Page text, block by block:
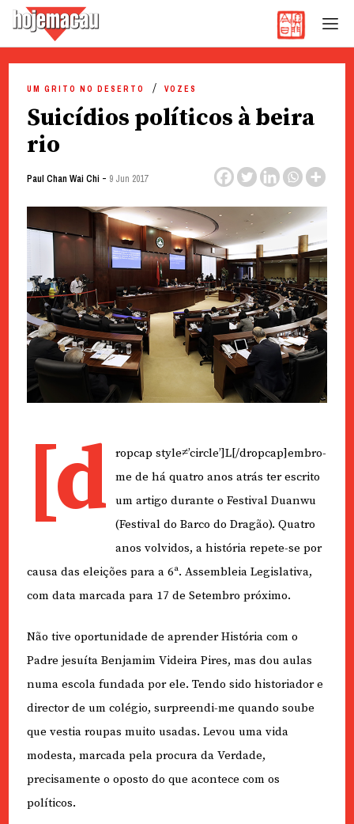
content
UM GRITO NO DESERTO VOZES
Suicídios políticos à beira
rio
Paul Chan Wai Chi - 9 Jun 2017
[d
ropcap style≠’circle’]L[/dropcap]embro-
me de há quatro anos atrás ter escrito
um artigo durante o Festival Duanwu
(Festival do Barco do Dragão). Quatro
anos volvidos, a história repete-se por
causa das eleições para a 6ª. Assembleia Legislativa,
com data marcada para 17 de Setembro próximo.
Não tive oportunidade de aprender História com o
Padre jesuíta Benjamim Videira Pires, mas dou aulas
numa escola fundada por ele. Tendo sido historiador e
director de um colégio, surpreendi-me quando soube
que vestia roupas muito usadas. Levou uma vida
modesta, marcada pela procura da Verdade,
precisamente o oposto do que acontece com os
políticos.